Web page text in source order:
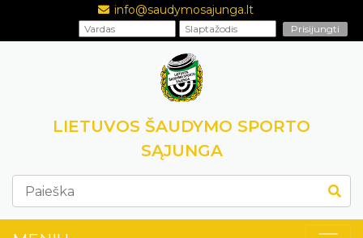
info@saudymosajunga.lt
LIETUVOS ŠAUDYMO SPORTO
SĄJUNGA